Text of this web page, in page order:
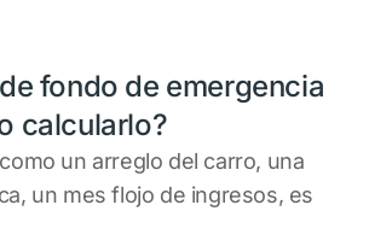
fondo de emergencia
calcularlo?
un arreglo del carro, una
un mes flojo de ingresos, es